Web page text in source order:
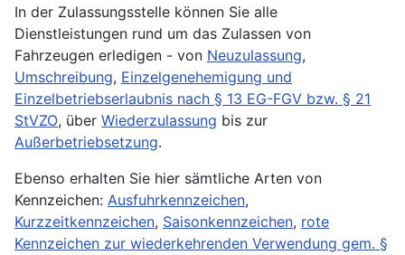
In der Zulassungsstelle können Sie alle
Dienstleistungen rund um das Zulassen von
Fahrzeugen erledigen - von Neuzulassung,
Umschreibung, Einzelgenehemigung und
Einzelbetriebserlaubnis nach § 13 EG-FGV bzw. § 21
StVZO, über Wiederzulassung bis zur
Außerbetriebsetzung.
Ebenso erhalten Sie hier sämtliche Arten von
Kennzeichen: Ausfuhrkennzeichen,
Kurzzeitkennzeichen, Saisonkennzeichen, rote
Kennzeichen zur wiederkehrenden Verwendung gem. §